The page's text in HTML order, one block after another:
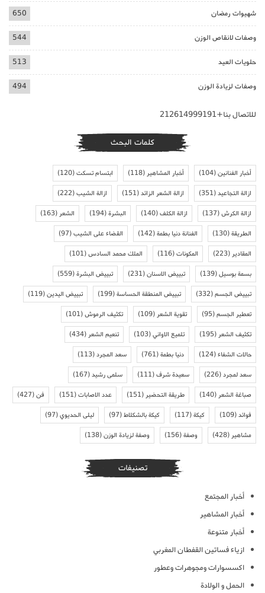
شهيوات رمضان 650
وصفات لانقاص الوزن 544
حلويات العيد 513
وصفات لزيادة الوزن 494
للاتصال بنا+212614999191
كلمات البحث
أخبار الفنانين(104) أخبار المشاهير(118) ابتسام تسكت(120)
ازالة التجاعيد(351) ازالة الشعر الزائد(151) ازالة الشيب(222)
ازالة الكرش(137) ازالة الكلف(140) البشرة(194) الشعر(163)
الطريقة(130) الفنانة دنيا بطمة(142) القضاء على الشيب(97)
المقادير(223) المكونات(116) الملك محمد السادس(101)
بسمة بوسيل(139) تبييض الاسنان(231) تبييض البشرة(559)
تبييض الجسم(332) تبييض المنطقة الحساسة(199) تبييض اليدين(119)
تعطير الجسم(95) تقوية الشعر(109) تكثيف الرموش(101)
تكثيف الشعر(195) تلميع الاواني(103) تنعيم الشعر(434)
حالات الشفاء(124) دنيا بطمة(761) سعد المجرد(113)
سعد لمجرد(226) سعيدة شرف(111) سلمى رشيد(167)
صباغة الشعر(140) طريقة التحضير(151) عدد الاصابات(151) فن(427)
فوائد(109) كيكة(117) كيكة بالشكلاط(97) ليلى الحديوي(97)
مشاهير(428) وصفة(156) وصفة لزيادة الوزن(138)
تصنيفات
أخبار المجتمع
أخبار المشاهير
أخبار متنوعة
ازياء فساتين القفطان المغربي
اكسسوارات ومجوهرات وعطور
الحمل و الولادة